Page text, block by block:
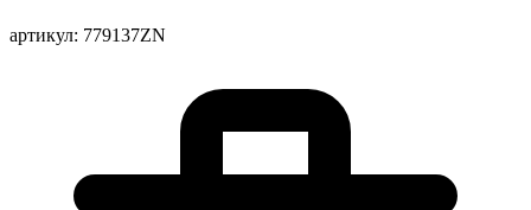
артикул: 779137ZN